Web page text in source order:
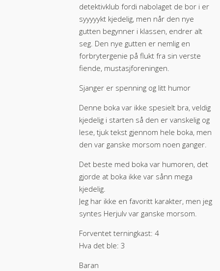
detektivklub fordi nabolaget de bor i er
syyyyykt kjedelig, men når den nye
gutten begynner i klassen, endrer alt
seg. Den nye gutten er nemlig en
forbrytergenie på flukt fra sin verste
fiende, mustasjforeningen.
Sjanger er spenning og litt humor
Denne boka var ikke spesielt bra, veldig
kjedelig i starten så den er vanskelig og
lese, tjuk tekst gjennom hele boka, men
den var ganske morsom noen ganger.
Det beste med boka var humoren, det
gjorde at boka ikke var sånn mega
kjedelig.
Jeg har ikke en favoritt karakter, men jeg
syntes Herjulv var ganske morsom.
Forventet terningkast: 4
Hva det ble: 3
Baran